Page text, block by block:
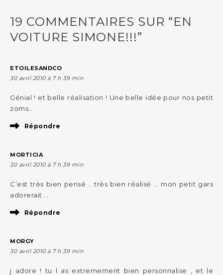
19 COMMENTAIRES SUR “EN
VOITURE SIMONE!!!”
ETOILESANDCO
30 avril 2010 à 7 h 39 min
Génial ! et belle réalisation ! Une belle idée pour nos petit
zoms…
Répondre
MORTICIA
30 avril 2010 à 7 h 39 min
C’est très bien pensé .. très bien réalisé … mon petit gars
adorerait …
Répondre
MORGY
30 avril 2010 à 7 h 39 min
j adore ! tu l as extremement bien personnalise , et le